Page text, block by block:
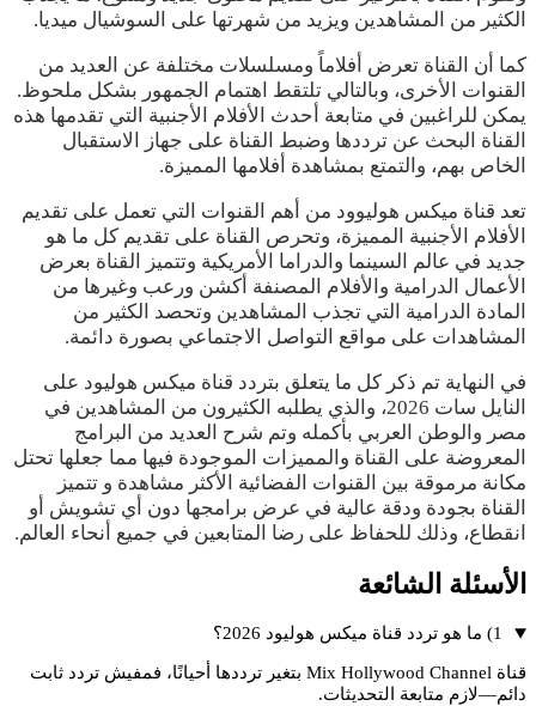
الكثير من المشاهدين ويزيد من شهرتها على السوشيال ميديا.
كما أن القناة تعرض أفلاماً ومسلسلات مختلفة عن العديد من
القنوات الأخرى، وبالتالي تلتقط اهتمام الجمهور بشكل ملحوظ.
يمكن للراغبين في متابعة أحدث الأفلام الأجنبية التي تقدمها هذه
القناة البحث عن ترددها وضبط القناة على جهاز الاستقبال
الخاص بهم، والتمتع بمشاهدة أفلامها المميزة.
تعد قناة ميكس هوليوود من أهم القنوات التي تعمل على تقديم
الأفلام الأجنبية المميزة، وتحرص القناة على تقديم كل ما هو
جديد في عالم السينما والدراما الأمريكية وتتميز القناة بعرض
الأعمال الدرامية والأفلام المصنفة أكشن ورعب وغيرها من
المادة الدرامية التي تجذب المشاهدين وتحصد الكثير من
المشاهدات على مواقع التواصل الاجتماعي بصورة دائمة.
في النهاية تم ذكر كل ما يتعلق بتردد قناة ميكس هوليود على
النايل سات 2026، والذي يطلبه الكثيرون من المشاهدين في
مصر والوطن العربي بأكمله وتم شرح العديد من البرامج
المعروضة على القناة والمميزات الموجودة فيها مما جعلها تحتل
مكانة مرموقة بين القنوات الفضائية الأكثر مشاهدة و تتميز
القناة بجودة ودقة عالية في عرض برامجها دون أي تشويش أو
انقطاع، وذلك للحفاظ على رضا المتابعين في جميع أنحاء العالم.
الأسئلة الشائعة
1) ما هو تردد قناة ميكس هوليود 2026؟
قناة Mix Hollywood Channel بتغير ترددها أحيانًا، فمفيش تردد ثابت
دائم—لازم متابعة التحديثات.